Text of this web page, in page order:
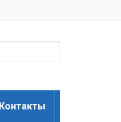
Контакты